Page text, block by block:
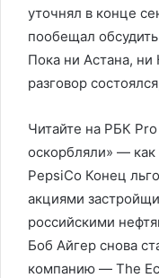
уточнял в конце
пообещал
Пока ни Астана,
разговор
Читайте на РБК
оскорбляли» —
PepsiCo Конец
акциями
российскими
Боб Айгер снова
компанию — The